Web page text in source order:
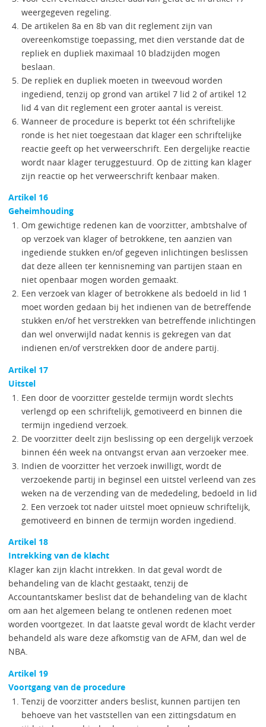
weergegeven regeling.
De artikelen 8a en 8b van dit reglement zijn van
overeenkomstige toepassing, met dien verstande dat de
repliek en dupliek maximaal 10 bladzijden mogen
beslaan.
De repliek en dupliek moeten in tweevoud worden
ingediend, tenzij op grond van artikel 7 lid 2 of artikel 12
lid 4 van dit reglement een groter aantal is vereist.
Wanneer de procedure is beperkt tot één schriftelijke
ronde is het niet toegestaan dat klager een schriftelijke
reactie geeft op het verweerschrift. Een dergelijke reactie
wordt naar klager teruggestuurd. Op de zitting kan klager
zijn reactie op het verweerschrift kenbaar maken.
Artikel 16
Geheimhouding
Om gewichtige redenen kan de voorzitter, ambtshalve of
op verzoek van klager of betrokkene, ten aanzien van
ingediende stukken en/of gegeven inlichtingen beslissen
dat deze alleen ter kennisneming van partijen staan en
niet openbaar mogen worden gemaakt.
Een verzoek van klager of betrokkene als bedoeld in lid 1
moet worden gedaan bij het indienen van de betreffende
stukken en/of het verstrekken van betreffende inlichtingen
dan wel onverwijld nadat kennis is gekregen van dat
indienen en/of verstrekken door de andere partij.
Artikel 17
Uitstel
Een door de voorzitter gestelde termijn wordt slechts
verlengd op een schriftelijk, gemotiveerd en binnen die
termijn ingediend verzoek.
De voorzitter deelt zijn beslissing op een dergelijk verzoek
binnen één week na ontvangst ervan aan verzoeker mee.
Indien de voorzitter het verzoek inwilligt, wordt de
verzoekende partij in beginsel een uitstel verleend van zes
weken na de verzending van de mededeling, bedoeld in lid
2. Een verzoek tot nader uitstel moet opnieuw schriftelijk,
gemotiveerd en binnen de termijn worden ingediend.
Artikel 18
Intrekking van de klacht
Klager kan zijn klacht intrekken. In dat geval wordt de
behandeling van de klacht gestaakt, tenzij de
Accountantskamer beslist dat de behandeling van de klacht
om aan het algemeen belang te ontlenen redenen moet
worden voortgezet. In dat laatste geval wordt de klacht verder
behandeld als ware deze afkomstig van de AFM, dan wel de
NBA.
Artikel 19
Voortgang van de procedure
Tenzij de voorzitter anders beslist, kunnen partijen ten
behoeve van het vaststellen van een zittingsdatum en